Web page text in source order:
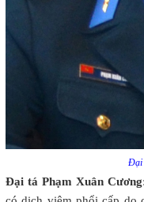
Đại
Đại tá Phạm Xuân